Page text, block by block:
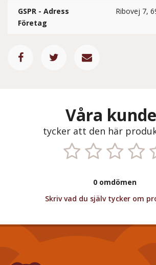
GSPR - Adress
Företag
Ribovej 7,
Våra
tycker att den här
0 omdömen
Skriv vad du själv tycker om